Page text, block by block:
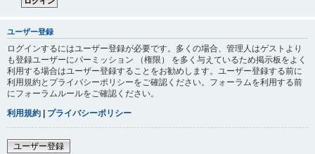
ユーザー登録
ログインするにはユーザー登録が必要です。多くの場合、管理人はゲストより
も登録ユーザーにパーミッション （権限） を多く与えているため掲示板をよく
利用する場合はユーザー登録することをお勧めします。ユーザー登録する前に
利用規約とプライバシーポリシーをご確認ください。フォーラムを利用する前
にフォーラムルールをご確認ください。
利用規約 | プライバシーポリシー
ユーザー登録